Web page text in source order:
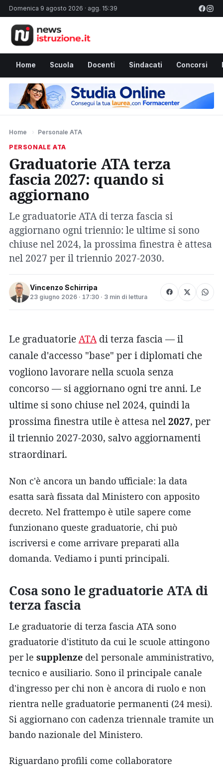
Domenica 9 agosto 2026 · agg. 15:39
Home Scuola Docenti Sindacati Concorsi
Home › Personale ATA
PERSONALE ATA
Graduatorie ATA terza
fascia 2027: quando si
aggiornano
Le graduatorie ATA di terza fascia si
aggiornano ogni triennio: le ultime si sono
chiuse nel 2024, la prossima finestra è attesa
nel 2027 per il triennio 2027-2030.
Vincenzo Schirripa
23 giugno 2026 · 17:30 · 3 min di lettura
Le graduatorieATAdi terza fascia — il
canale d'accesso "base" per i diplomati che
vogliono lavorare nella scuola senza
concorso — si aggiornano ogni tre anni. Le
ultime si sono chiuse nel 2024, quindi la
prossima finestra utile è attesa nel2027, per
il triennio 2027-2030, salvo aggiornamenti
straordinari.
Non c'è ancora un bando ufficiale: la data
esatta sarà fissata dal Ministero con apposito
decreto. Nel frattempo è utile sapere come
funzionano queste graduatorie, chi può
iscriversi e come arrivare preparati alla
domanda. Vediamo i punti principali.
Cosa sono le graduatorie ATA di
terza fascia
Le graduatorie di terza fascia ATA sono
graduatorie d'istituto da cui le scuole attingono
per le supplenze del personale amministrativo,
tecnico e ausiliario. Sono il principale canale
d'ingresso per chi non è ancora di ruolo e non
rientra nelle graduatorie permanenti (24 mesi).
Si aggiornano con cadenza triennale tramite un
bando nazionale del Ministero.
Riguardano profili come collaboratore